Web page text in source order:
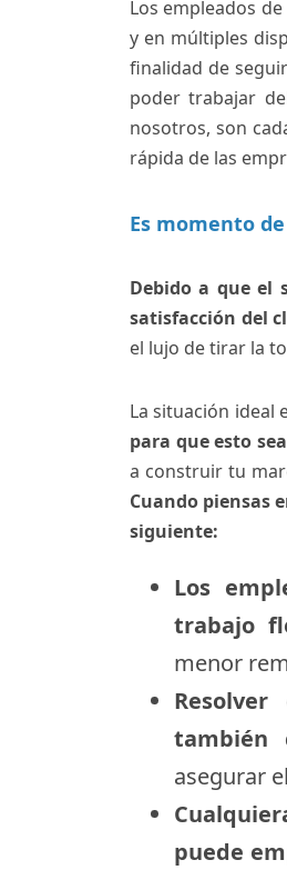
Los empleados
y en múltiples
finalidad de
poder trabajar
nosotros, son
rápida de las
Es momento
Debido a que el
satisfacción del
el lujo de tirar la
La situación ideal
para que esto
a construir tu
Cuando piensas
siguiente:
Los
trabajo
menor
también
asegurar
puede